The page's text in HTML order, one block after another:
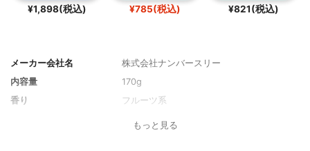
¥1,898(税込) ¥785(税込) ¥821(税込)
メーカー会社名
株式会社ナンバースリー
内容量
170g
香り
フルーツ系
もっと見る